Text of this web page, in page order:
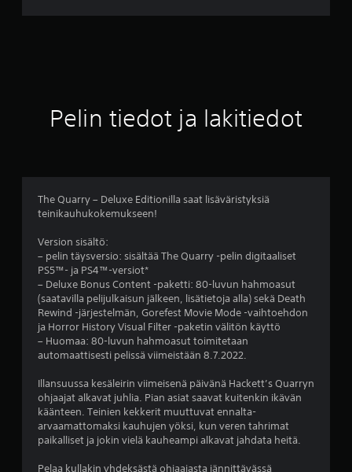
v
.
h
t
e
i
i
Pelin tiedot ja lakitiedot
The Quarry – Deluxe Editionilla saat lisäväristyksiä
teinikauhukokemukseen!
Version sisältö:
– pelin täysversio: sisältää The Quarry -pelin digitaaliset
PS5™- ja PS4™-versiot*
– Deluxe Bonus Content -paketti: 80-luvun hahmoasut
(saatavilla pelijulkaisun jälkeen, lisätietoja alla) sekä Death
Rewind -järjestelmän, Gorefest Movie Mode -vaihtoehdon
ja Horror History Visual Filter -paketin välitön käyttö
– Huomaa: 80-luvun hahmoasut toimitetaan
automaattisesti pelissä viimeistään 8.7.2022.
Illansuussa kesäleirin viimeisenä päivänä Hackett’s Quarryn
ohjaajat alkavat juhlia. Pian asiat saavat kuitenkin ikävän
käänteen. Teinien kekkerit muuttuvat ennalta-
arvaamattomaksi kauhujen yöksi, kun veren tahrimat
paikalliset ja jokin vielä kauheampi alkavat jahdata heitä.
Pelaa kullakin yhdeksästä ohjaajasta jännittävässä